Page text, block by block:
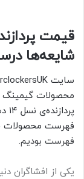
شایعه‌ها
محصولات گیمینگ
فهرست محصولات
فهرست بودیم.